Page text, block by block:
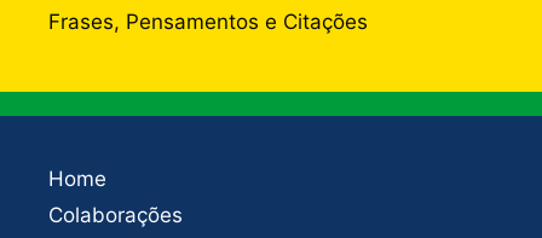
Frases, Pensamentos e Citações
Home
Colaborações